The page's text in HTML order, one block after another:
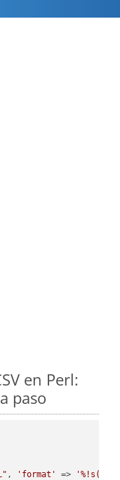
en Perl:
paso
, 'format' =>